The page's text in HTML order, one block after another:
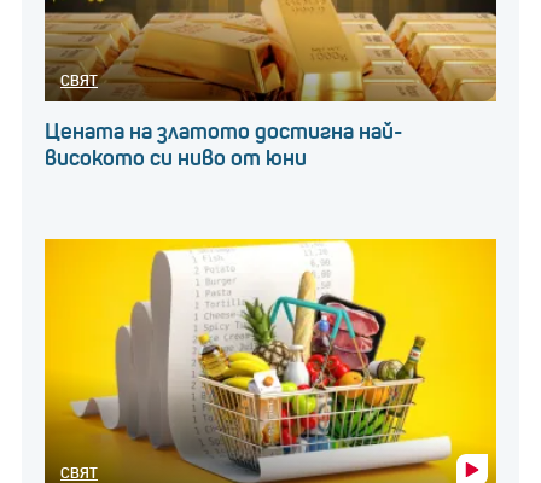
СВЯТ
Цената на златото достигна най-
високото си ниво от юни
СВЯТ